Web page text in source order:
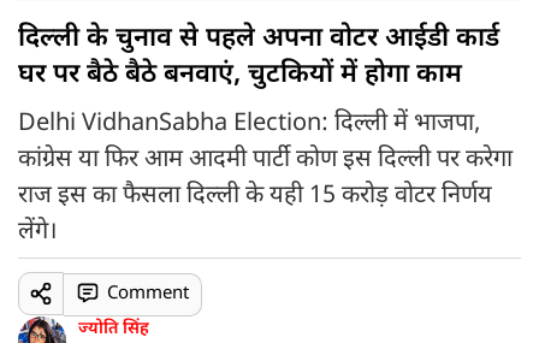
दिल्ली के चुनाव से पहले अपना वोटर आईडी कार्ड
घर पर बैठे बैठे बनवाएं, चुटकियों में होगा काम
Delhi VidhanSabha Election: दिल्ली में भाजपा,
कांग्रेस या फिर आम आदमी पार्टी कोण इस दिल्ली पर करेगा
राज इस का फैसला दिल्ली के यही 15 करोड़ वोटर निर्णय
लेंगे।
ज्योति सिंह
Comment